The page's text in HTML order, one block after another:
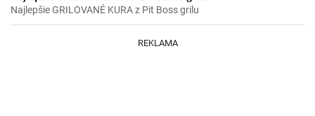
Najlepšie GRILOVANÉ KURA z Pit Boss grilu
REKLAMA